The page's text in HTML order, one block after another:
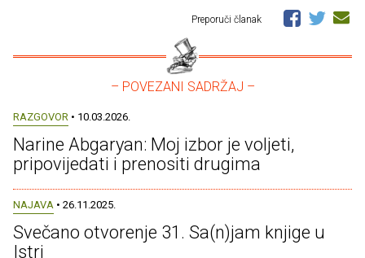
Preporuči članak
– POVEZANI SADRŽAJ –
RAZGOVOR • 10.03.2026.
Narine Abgaryan: Moj izbor je voljeti,
pripovijedati i prenositi drugima
NAJAVA • 26.11.2025.
Svečano otvorenje 31. Sa(n)jam knjige u
Istri